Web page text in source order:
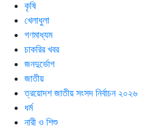
কৃষি
খেলাধুলা
গণমাধ্যম
চাকরির খবর
জনদুর্ভোগ
জাতীয়
ত্রয়োদশ জাতীয় সংসদ নির্বাচন ২০২৬
ধর্ম
নারী ও শিশু